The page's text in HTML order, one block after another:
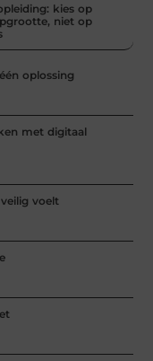
kies op
niet op
oplossing
met digitaal
voelt